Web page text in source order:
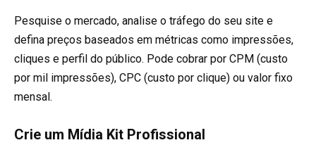
Pesquise o mercado, analise o tráfego do seu site e
defina preços baseados em métricas como impressões,
cliques e perfil do público. Pode cobrar por CPM (custo
por mil impressões), CPC (custo por clique) ou valor fixo
mensal.
Crie um Mídia Kit Profissional